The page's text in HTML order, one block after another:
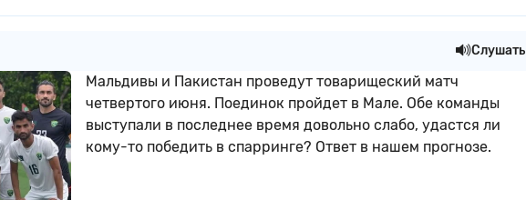
Слушать
Мальдивы и Пакистан проведут товарищеский матч
четвертого июня. Поединок пройдет в Мале. Обе команды
выступали в последнее время довольно слабо, удастся ли
кому-то победить в спарринге? Ответ в нашем прогнозе.